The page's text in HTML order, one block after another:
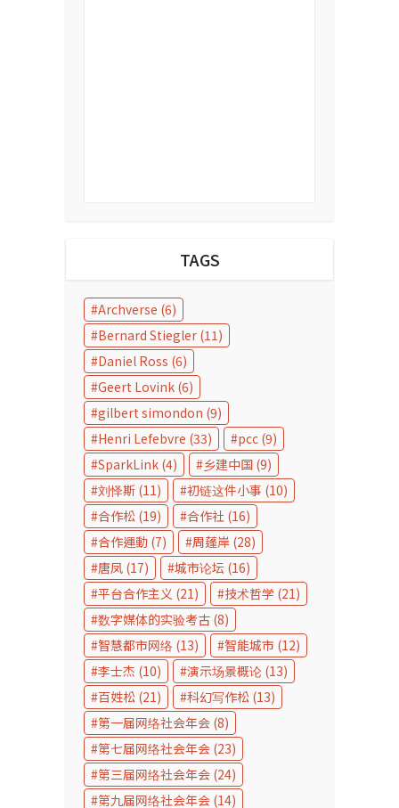
TAGS
Archverse (6)
Bernard Stiegler (11)
Daniel Ross (6)
Geert Lovink (6)
gilbert simondon (9)
Henri Lefebvre (33) pcc (9)
SparkLink (4) 乡建中国 (9)
刘怿斯 (11) 初链这件小事 (10)
合作松 (19) 合作社 (16)
合作運動 (7) 周蓬岸 (28)
唐凤 (17) 城市论坛 (16)
平台合作主义 (21) 技术哲学 (21)
数字媒体的实验考古 (8)
智慧都市网络 (13) 智能城市 (12)
李士杰 (10) 演示场景概论 (13)
百姓松 (21) 科幻写作松 (13)
第一届网络社会年会 (8)
第七届网络社会年会 (23)
第三届网络社会年会 (24)
第九届网络社会年会 (14)